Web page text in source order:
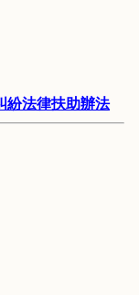
紛法律扶助辦法